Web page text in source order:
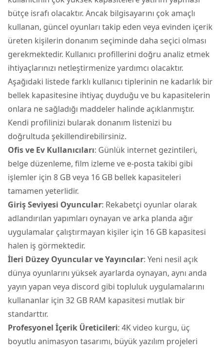
bütçe israfı olacaktır. Ancak bilgisayarını çok amaçlı
kullanan, güncel oyunları takip eden veya evinden içerik
üreten kişilerin donanım seçiminde daha seçici olması
gerekmektedir. Kullanıcı profillerini doğru analiz etmek
ihtiyaçlarınızı netleştirmenize yardımcı olacaktır.
Aşağıdaki listede farklı kullanıcı tiplerinin ne kadarlık bir
bellek kapasitesine ihtiyaç duyduğu ve bu kapasitelerin
onlara ne sağladığı maddeler halinde açıklanmıştır.
Kendi profilinizi bularak donanım listenizi bu
doğrultuda şekillendirebilirsiniz.
Ofis ve Ev Kullanıcıları: Günlük internet gezintileri,
belge düzenleme, film izleme ve e-posta takibi gibi
işlemler için 8 GB veya 16 GB bellek kapasiteleri
tamamen yeterlidir.
Giriş Seviyesi Oyuncular: Rekabetçi oyunlar olarak
adlandırılan yapımları oynayan ve arka planda ağır
uygulamalar çalıştırmayan kişiler için 16 GB kapasitesi
halen iş görmektedir.
İleri Düzey Oyuncular ve Yayıncılar: Yeni nesil açık
dünya oyunlarını yüksek ayarlarda oynayan, aynı anda
yayın yapan veya discord gibi topluluk uygulamalarını
kullananlar için 32 GB RAM kapasitesi mutlak bir
standarttır.
Profesyonel İçerik Üreticileri: 4K video kurgu, üç
boyutlu animasyon tasarımı, büyük yazılım projeleri